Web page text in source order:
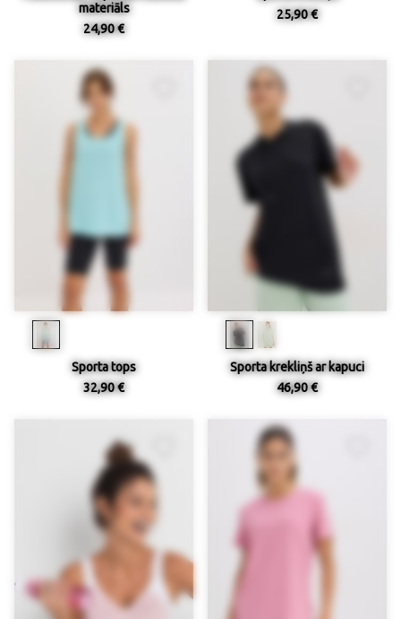
materiāls
24,90 €
25,90 €
Sporta tops
32,90 €
Sporta krekliņš ar kapuci
46,90 €